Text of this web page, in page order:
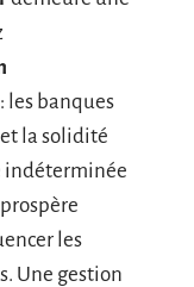
: les banques
la solidité
indéterminée
les
Une gestion